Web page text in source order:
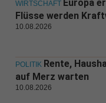
WIRTSCHAFT Europa
Flüsse werden
10.08.2026
POLITIK Rente,
auf Merz warten
10.08.2026